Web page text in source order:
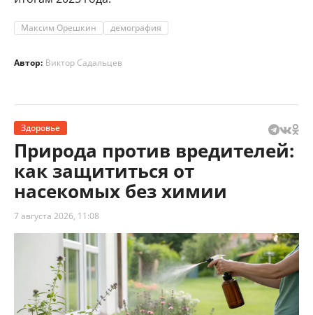
Максим Орешкин демография
Автор: Виктор Садальцев
Здоровье
Природа против вредителей:
как защититься от
насекомых без химии
7 августа 2026, 11:08